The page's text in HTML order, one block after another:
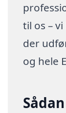
til os –
der
og hele